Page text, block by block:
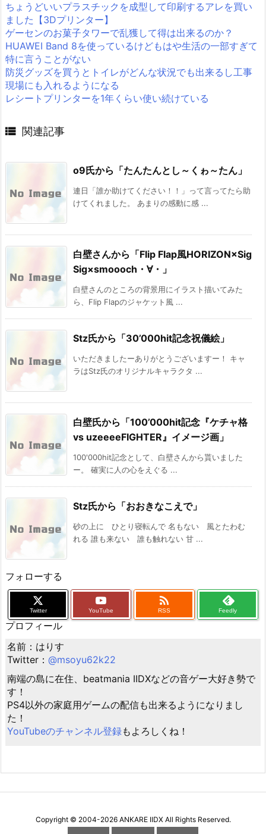
ちょうどいいプラスチックを成型して印刷するアレを買い
ました【3Dプリンター】
ゲーセンのお菓子タワーで乱獲して得は出来るのか？
HUAWEI Band 8を使っているけどもはや生活の一部すぎて
特に言うことがない
防災グッズを買うとトイレがどんな状況でも出来るし工事
現場にも入れるようになる
レシートプリンターを1年くらい使い続けている
 関連記事
o9氏から「たんたんとし～くゎ～たん」
連日「誰か助けてください！！」って言ってたら助
けてくれました。 あまりの感動に感 ...
白壁さんから「Flip Flap風HORIZON×Sig
Sig×smoooch・∀・」
白壁さんのところの背景用にイラスト描いてみた
ら、Flip Flapのジャケット風 ...
Stz氏から「30’000hit記念祝儀絵」
いただきましたーありがとうございますー！ キャ
ラはStz氏のオリジナルキャラクタ ...
白壁氏から「100’000hit記念『ケチャ格
vs uzeeeeFIGHTER』イメージ画」
100'000hit記念として、白壁さんから貰いました
ー。 確実に人の心をえぐる ...
Stz氏から「おおきなこえで」
砂の上に ひとり寝転んで 名もない 風とたわむ
れる 誰も来ない 誰も触れない 甘 ...
フォローする
Twitter YouTube

RSS Feedly
プロフィール
名前：はりす
Twitter： @msoyu62k22
南端の島に在住、beatmania IIDXなどの音ゲー大好き勢で
す！
PS4以外の家庭用ゲームの配信も出来るようになりまし
た！
YouTubeのチャンネル登録もよろしくね！
Copyright © 2004-2026 ANKARE IIDXAll Rights Reserved.